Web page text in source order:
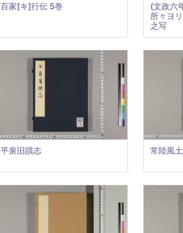
百家[キ]行伝 5巻
(文政六
所々ヨ
之写
平泉旧蹟志 常陸風